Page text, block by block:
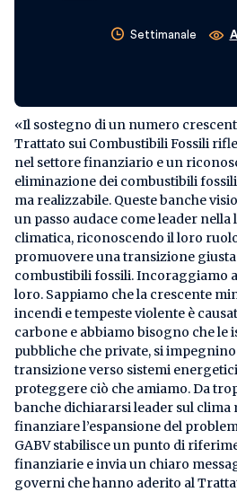
Settimanale
«Il sostegno di un numero
Trattato sui Combustibili Fossili
nel settore finanziario e un
eliminazione dei combustibili
ma realizzabile. Queste banche
un passo audace come leader
climatica, riconoscendo il loro
promuovere una transizione
combustibili fossili. Incoraggiamo
loro. Sappiamo che la crescente
incendi e tempeste violente è
carbone e abbiamo bisogno che
pubbliche che private, si
transizione verso sistemi
proteggere ciò che amiamo. Da
banche dichiararsi leader sul
finanziare l’espansione del
GABV stabilisce un punto di
finanziarie e invia un chiaro
governi che hanno aderito al